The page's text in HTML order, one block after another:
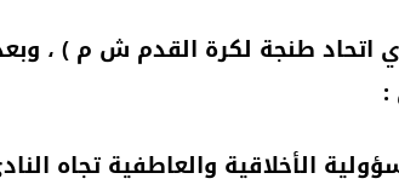
طنجة لكرة القدم ش م ) ،
:
الأخلاقية والعاطفية تجاه